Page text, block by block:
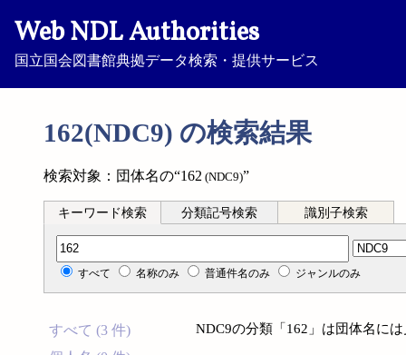
Web NDL Authorities
国立国会図書館典拠データ検索・提供サービス
162(NDC9) の検索結果
検索対象：団体名の“162 (NDC9)”
キーワード検索 分類記号検索 識別子検索
分類記号検索
すべて 名称のみ 普通件名のみ ジャンルのみ
すべて (3 件)
NDC9の分類「162」は団体名に